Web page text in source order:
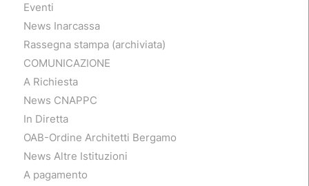
Eventi
News Inarcassa
Rassegna stampa (archiviata)
COMUNICAZIONE
A Richiesta
News CNAPPC
In Diretta
OAB-Ordine Architetti Bergamo
News Altre Istituzioni
A pagamento